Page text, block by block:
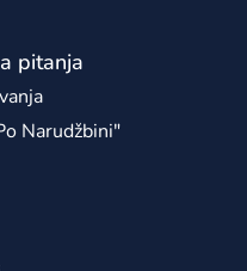
pitanja
Narudžbini"